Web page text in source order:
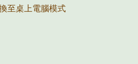
至桌上電腦模式